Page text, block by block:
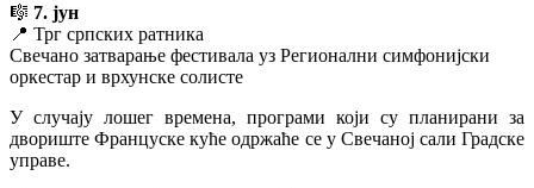
🎼 7. јун
📍 Трг српских ратника
Свечано затварање фестивала уз Регионални симфонијски
оркестар и врхунске солисте
У случају лошег времена, програми који су планирани за
двориште Француске куће одржаће се у Свечаној сали Градске
управе.